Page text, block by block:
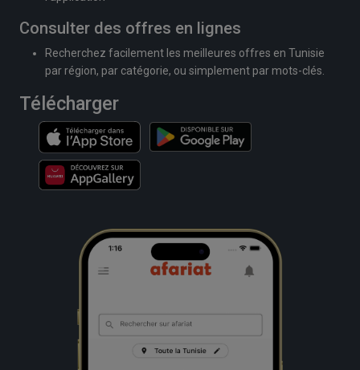
Consulter des offres en lignes
Recherchez facilement les meilleures offres en Tunisie
par région, par catégorie, ou simplement par mots-clés.
Télécharger